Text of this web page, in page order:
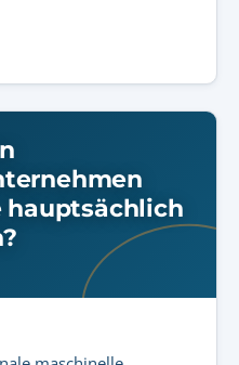
hauptsächlich